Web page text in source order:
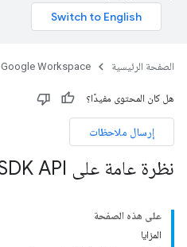
الصفحة الرئيسية Google Workspace
هل كان المحتوى مفيدًا؟
إرسال ملاحظات
نظرة عامة على Admin SDK API
على هذه الصفحة
المزايا